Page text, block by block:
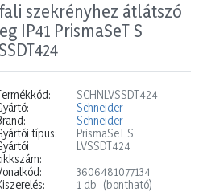
szekrényhez átlátszó
IP41 PrismaSeT S
SCHNLVSSDT424
Schneider
Schneider
típus:
PrismaSeT S
LVSSDT424
3606481077134
1 db (bontható)